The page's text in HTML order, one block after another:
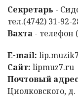
Секретарь -
тел.(4742) 31-92-
Вахта - телефон
E-mail:
Сайт: lipmuz7.ru
Почтовый
Циолковского, д.